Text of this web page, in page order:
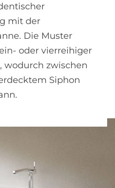
mit der
Die Muster
oder vierreihiger
wodurch zwischen
Siphon